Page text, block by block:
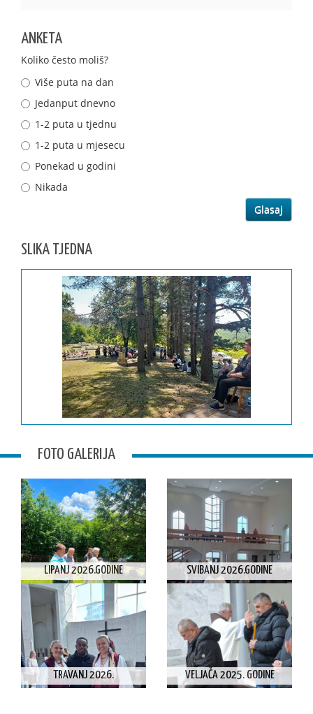
ANKETA
Koliko često moliš?
Više puta na dan
Jedanput dnevno
1-2 puta u tjednu
1-2 puta u mjesecu
Ponekad u godini
Nikada
SLIKA TJEDNA
FOTO GALERIJA
LIPANJ 2026.GODINE SVIBANJ 2026.GODINE
TRAVANJ 2026. VELJAČA 2025. GODINE